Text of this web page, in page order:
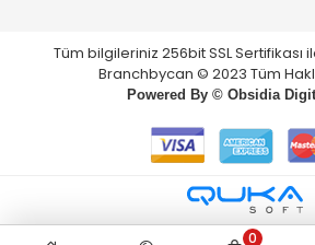
Tüm bilgileriniz 256bit SSL Sertifikası
Branchbycan © 2023 Tüm
Powered By © Obsidia
0